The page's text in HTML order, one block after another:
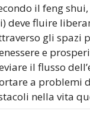
il feng shui,
deve fluire
gli spazi
e
il flusso
a problemi
nella vita